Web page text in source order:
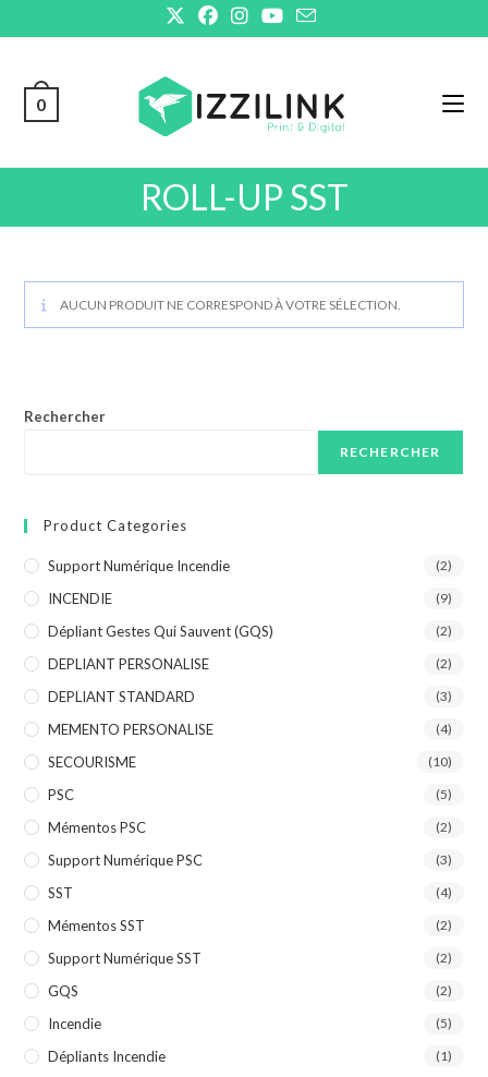
to
0
ROLL-UP SST
AUCUN PRODUIT NE CORRESPOND À VOTRE SÉLECTION.
Rechercher
RECHERCHER
Product Categories
Support Numérique Incendie (2)
INCENDIE (9)
Dépliant Gestes Qui Sauvent (GQS) (2)
DEPLIANT PERSONALISE (2)
DEPLIANT STANDARD (3)
MEMENTO PERSONALISE (4)
SECOURISME (10)
PSC (5)
Mémentos PSC (2)
Support Numérique PSC (3)
SST (4)
Mémentos SST (2)
Support Numérique SST (2)
GQS (2)
Incendie (5)
Dépliants Incendie (1)